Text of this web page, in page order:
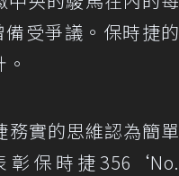
受爭議。保時捷的
實的思維認為簡單
保時捷356‘No.